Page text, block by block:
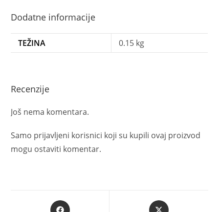
Dodatne informacije
TEŽINA 0.15 kg
Recenzije
Još nema komentara.
Samo prijavljeni korisnici koji su kupili ovaj proizvod
mogu ostaviti komentar.